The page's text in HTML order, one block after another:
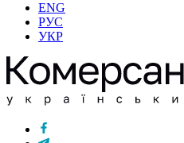
ENG
РУС
УКР